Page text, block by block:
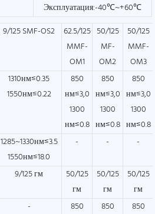
Эксплуатация:-40℃~+60℃
9/125 SMF-OS2
62.5/125
MMF-
OM1
50/125
MF-
OM2
50/125
MMF-
OM3
1310нм≤0.35
1550нм≤0.22
850
нм≤3,0
1300
нм≤0.8
850
нм≤3,0
1300
нм≤0.8
850
нм≤3,0
1300
нм≤0.8
1285~1330нм≤3.5
1550нм≤18.0
- - -
9/125 гм
50/125
гм
50/125
гм
50/125
гм
-
850
850
850